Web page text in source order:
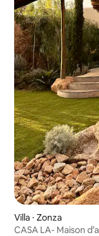
Villa ⋅ Zonza
CASA LA- Maison